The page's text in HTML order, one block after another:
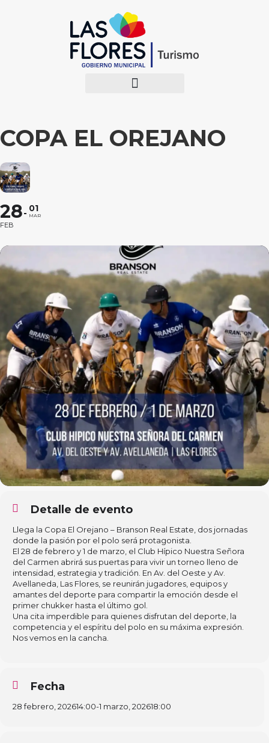
COPA EL OREJANO
28
FEB
01
MAR
Detalle de evento
Llega la Copa El Orejano – Branson Real Estate, dos jornadas
donde la pasión por el polo será protagonista.
El 28 de febrero y 1 de marzo, el Club Hípico Nuestra Señora
del Carmen abrirá sus puertas para vivir un torneo lleno de
intensidad, estrategia y tradición. En Av. del Oeste y Av.
Avellaneda, Las Flores, se reunirán jugadores, equipos y
amantes del deporte para compartir la emoción desde el
primer chukker hasta el último gol.
Una cita imperdible para quienes disfrutan del deporte, la
competencia y el espíritu del polo en su máxima expresión.
Nos vemos en la cancha.
Fecha
28 febrero, 202614:00-1 marzo, 202618:00